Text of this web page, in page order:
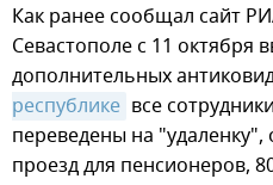
Как ранее сообщал сайт
Севастополе с 11 октября
дополнительных
республике все
переведены на
проезд для пенсионеров,